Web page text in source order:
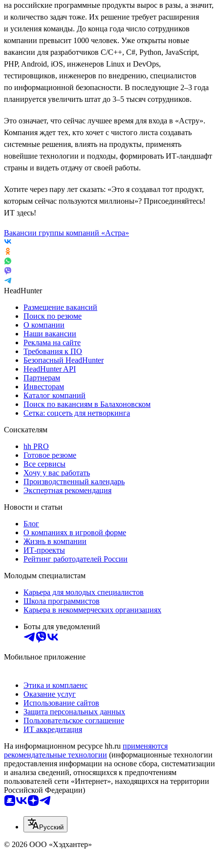
на российские программные продукты вырос в разы, а значит,
и количество задач тоже. Их решение требует расширения
и усиления команды. До конца года число сотрудников
компании превысит 1000 человек. Уже открыты новые
вакансии для разработчиков С/С++, C#, Python, JavaScript,
PHP, Android, iOS, инженеров Linux и DevOps,
тестировщиков, инженеров по внедрению, специалистов
по информационной безопасности. В последующие 2–3 года
планируется увеличить штат до 3–5 тысяч сотрудников.
Это означает, что сейчас лучшее время для входа в «Астру».
Компания ждет тех, кто хочет с чистого листа создавать
системные решения, влиять на продукты, применять
новейшие технологии и подходы, формировать ИТ-ландшафт
страны и видеть отдачу от своей работы.
Хотите через пару лет сказать: «Это я создавал тот продукт,
которым сейчас пользуются миллионы»? Присоединяйтесь!
ИТ здесь!
Вакансии группы компаний «Астра»
HeadHunter
Размещение вакансий
Поиск по резюме
О компании
Наши вакансии
Реклама на сайте
Требования к ПО
Безопасный HeadHunter
HeadHunter API
Партнерам
Инвесторам
Каталог компаний
Поиск по вакансиям в Балахоновском
Сетка: соцсеть для нетворкинга
Соискателям
hh PRO
Готовое резюме
Все сервисы
Хочу у вас работать
Производственный календарь
Экспертная рекомендация
Новости и статьи
Блог
О компаниях в игровой форме
Жизнь в компании
ИТ-проекты
Рейтинг работодателей России
Молодым специалистам
Карьера для молодых специалистов
Школа программистов
Карьера в некоммерческих организациях
Боты для уведомлений
Мобильное приложение
Этика и комплаенс
Оказание услуг
Использование сайтов
Защита персональных данных
Пользовательское соглашение
ИТ аккредитация
На информационном ресурсе hh.ru применяются
рекомендательные технологии (информационные технологии
предоставления информации на основе сбора, систематизации
и анализа сведений, относящихся к предпочтениям
пользователей сети «Интернет», находящихся на территории
Российской Федерации)
Русский
© 2026 ООО «Хэдхантер»